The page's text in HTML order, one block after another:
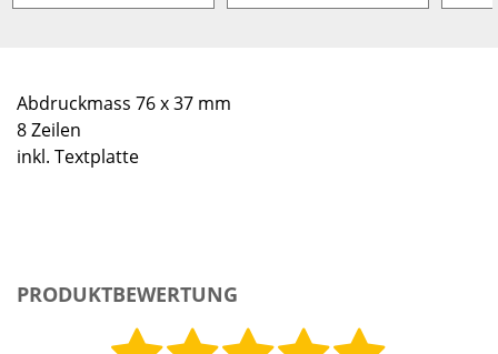
Abdruckmass 76 x 37 mm
8 Zeilen
inkl. Textplatte
PRODUKTBEWERTUNG